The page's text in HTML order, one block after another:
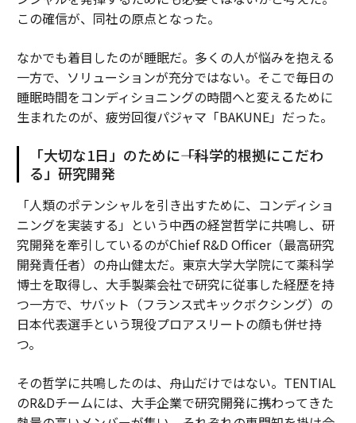
この確信が、同社の原点となった。
なかでも着目したのが睡眠だ。多くの人が悩みを抱える
一方で、ソリューションが充分ではない。そこで毎日の
睡眠時間をコンディショニングの時間へと変えるために
生まれたのが、疲労回復パジャマ「BAKUNE」だった。
「大切な1日」のために――「科学的根拠にこだわ
る」研究開発
「人類のポテンシャルを引き出すために、コンディショ
ニングを実装する」という中西の経営哲学に共鳴し、研
究開発を牽引しているのがChief R&D Officer（最高研究
開発責任者）の舟山健太だ。東京大学大学院にて薬科学
博士を取得し、大手製薬会社で研究に従事した経歴を持
つ一方で、サバット（フランス式キックボクシング）の
日本代表選手という現役プロアスリートの顔も併せ持
つ。
その哲学に共鳴したのは、舟山だけではない。TENTIAL
のR&Dチームには、大手企業で研究開発に携わってきた